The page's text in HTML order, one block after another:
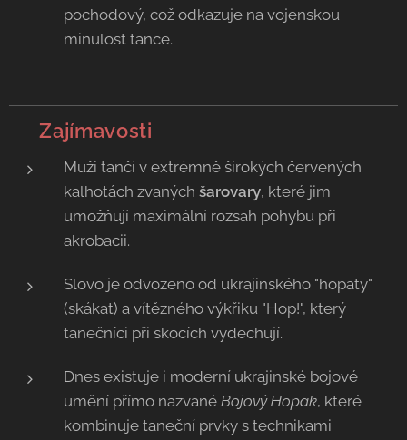
pochodový, což odkazuje na vojenskou
minulost tance.
💡 Zajímavosti
Muži tančí v extrémně širokých červených
kalhotách zvaných šarovary, které jim
umožňují maximální rozsah pohybu při
akrobacii.
Slovo je odvozeno od ukrajinského "hopaty"
(skákat) a vítězného výkřiku "Hop!", který
tanečníci při skocích vydechují.
Dnes existuje i moderní ukrajinské bojové
umění přímo nazvané Bojový Hopak, které
kombinuje taneční prvky s technikami